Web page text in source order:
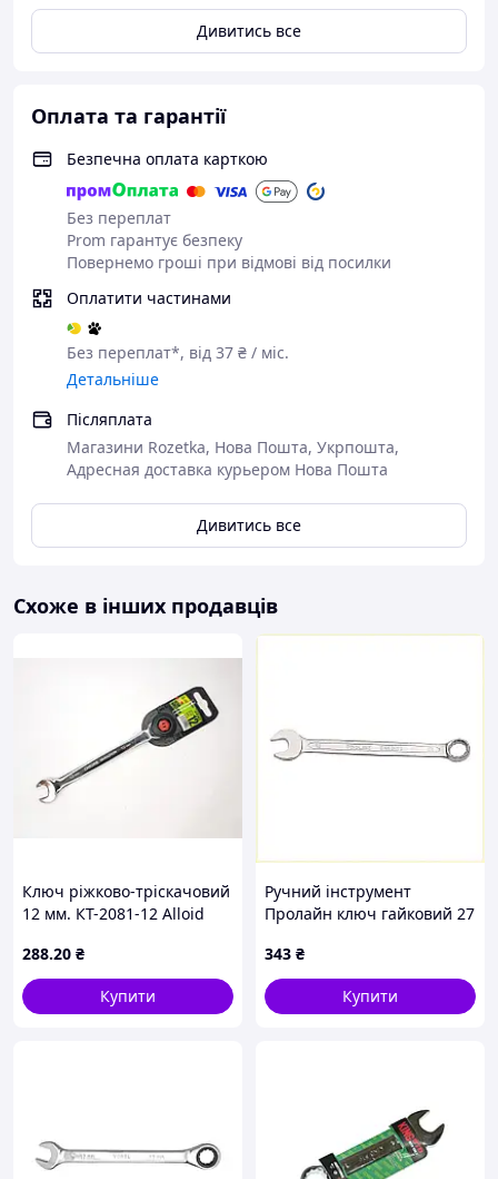
Дивитись все
Оплата та гарантії
Безпечна оплата карткою
Без переплат
Prom гарантує безпеку
Повернемо гроші при відмові від посилки
Оплатити частинами
Без переплат*, від 37 ₴ / міс.
Детальніше
Післяплата
Магазини Rozetka, Нова Пошта, Укрпошта,
Адресная доставка курьером Нова Пошта
Дивитись все
Схоже в інших продавців
Ключ ріжково-тріскачовий
12 мм. КТ-2081-12 Alloid
288.20 ₴
Купити
Ручний інструмент
Пролайн ключ гайковий 27
343 ₴
Купити